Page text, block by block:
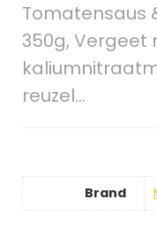
Tomatensaus
350g, Vergeet
reuzel…
Brand